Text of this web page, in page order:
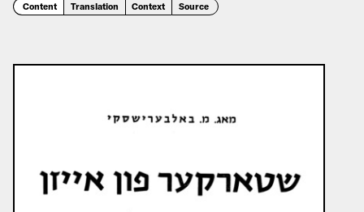
Content Translation Context Source